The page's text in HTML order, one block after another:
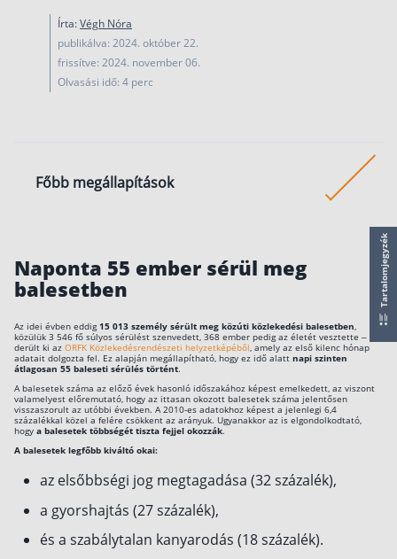
Nyugdíjbiztosítás
Önkéntes nyugdíjpénztár vagy
KATA Nyugdíj: így használd ki az
Nyugdíjbiztosítás kalkulátor
Nyugdíjbiztosítás költségek
Életbiztosítások
Balesetbiztosítás
Csoportos életbiztosítás
Euróalapú megtakarításos életbiztosítás
Megtakarítással kombinált életbiztosítás
Vegyes életbiztosítás
Írta:Végh Nóra
publikálva: 2024. október 22.
frissítve: 2024. november 06.
Olvasási idő: 4 perc
Főbb megállapítások
A sietség miatt történik a balesetek nagy
balesetet, de az elektromos rollerekhez
köthetően is sok incidens történt.
A balesetbiztosítás komoly anyagi segítséget
jelenthet.
Naponta 55 ember sérül meg
balesetben
Az idei évben eddig15 013 személy sérült meg közúti közlekedési balesetben,
közülük 3 546 fő súlyos sérülést szenvedett, 368 ember pedig az életét vesztette –
derült ki az ORFK Közlekedésrendészeti helyzetképéből, amely az első kilenc hónap
adatait dolgozta fel. Ez alapján megállapítható, hogy ez idő alatt napi szinten
átlagosan 55 baleseti sérülés történt.
A balesetek száma az előző évek hasonló időszakához képest emelkedett, az viszont
valamelyest előremutató, hogy az ittasan okozott balesetek száma jelentősen
visszaszorult az utóbbi években. A 2010-es adatokhoz képest a jelenlegi 6,4
százalékkal közel a felére csökkent az arányuk. Ugyanakkor az is elgondolkodtató,
hogy a balesetek többségét tiszta fejjel okozzák.
A balesetek legfőbb kiváltó okai:
az elsőbbségi jog megtagadása (32 százalék),
a gyorshajtás (27 százalék),
és a szabálytalan kanyarodás (18 százalék).
Tartalomjegyzék